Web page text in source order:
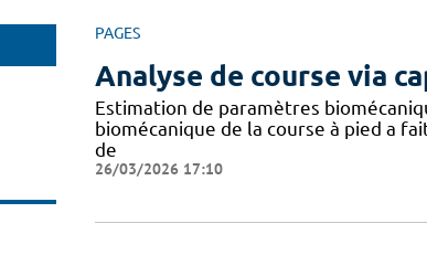
PAGES
Analyse de course via
Estimation de paramètres
biomécanique de la course à pied a
de
26/03/2026 17:10